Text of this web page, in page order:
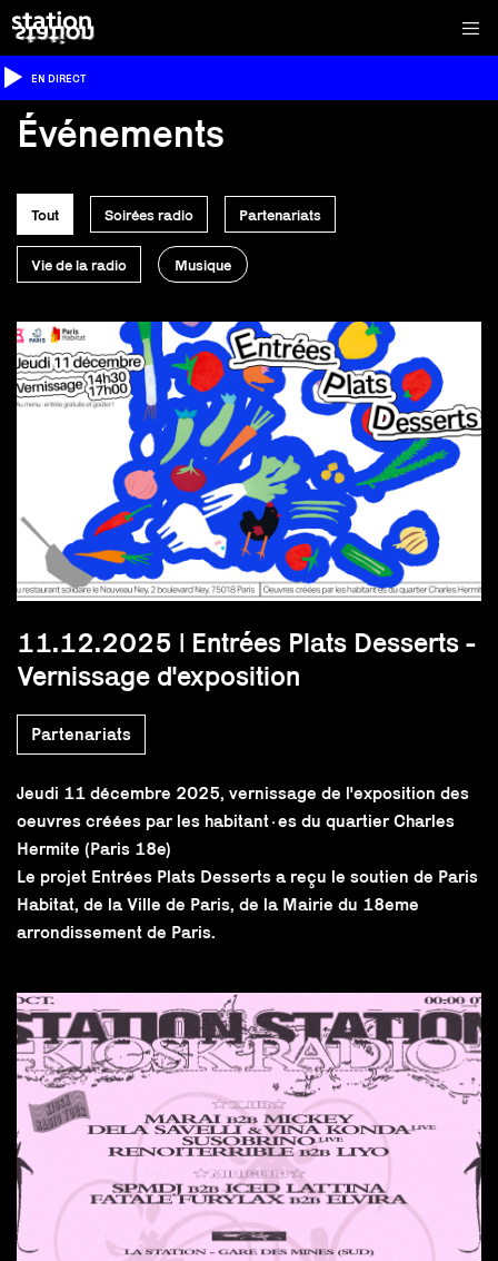
EN DIRECT
Événements
Tout Soirées radio Partenariats
Vie de la radio Musique
11.12.2025 | Entrées Plats Desserts -
Vernissage d'exposition
Partenariats
Jeudi 11 décembre 2025, vernissage de l'exposition des
oeuvres créées par les habitant·es du quartier Charles
Hermite (Paris 18e)
Le projet Entrées Plats Desserts a reçu le soutien de Paris
Habitat, de la Ville de Paris, de la Mairie du 18eme
arrondissement de Paris.